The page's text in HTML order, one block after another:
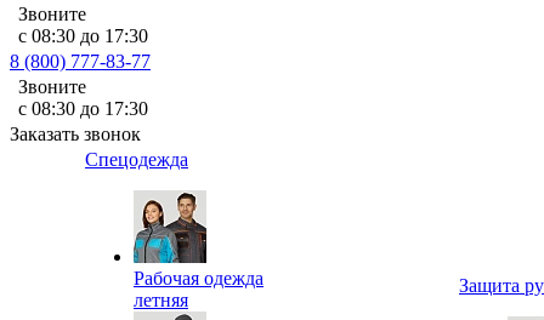
Звоните
с 08:30 до 17:30
8 (800) 777-83-77
Звоните
с 08:30 до 17:30
Заказать звонок
Спецодежда
Рабочая одежда
летняя
Защита